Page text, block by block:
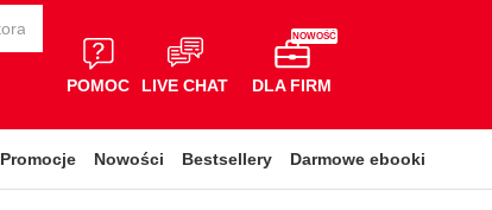
POMOC LIVE CHAT
NOWOŚĆ
DLA FIRM
Promocje Nowości Bestsellery Darmowe ebooki